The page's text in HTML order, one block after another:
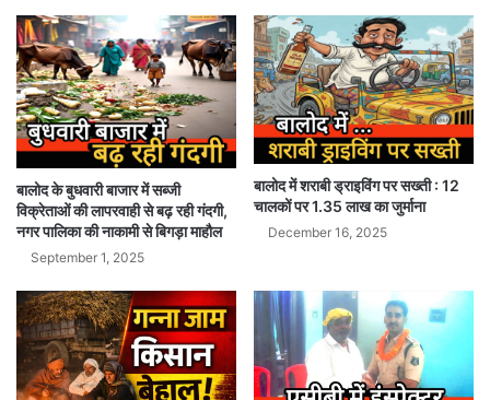
बालोद के बुधवारी बाजार में सब्जी
विक्रेताओं की लापरवाही से बढ़ रही गंदगी,
नगर पालिका की नाकामी से बिगड़ा माहौल
September 1, 2025
बालोद में शराबी ड्राइविंग पर सख्ती : 12
चालकों पर 1.35 लाख का जुर्माना
December 16, 2025